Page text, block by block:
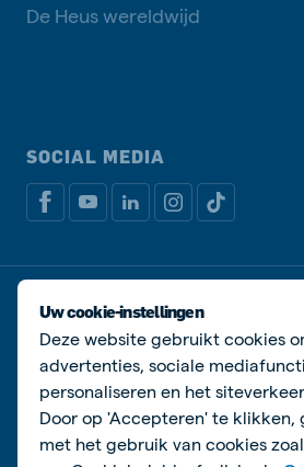
De Heus wereldwijd
SOCIAL MEDIA
Privacy disclaimerCookiebeleid
Algemene voorwaarden
© De Heus Voeders
Uw cookie-instellingen
Deze website gebruikt cookies
advertenties, sociale
personaliseren en het
Door op 'Accepteren' te klikken,
met het gebruik van cookies